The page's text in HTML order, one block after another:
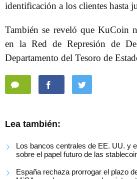
identificación a los clientes hasta
También se reveló que KuCoin
en la Red de Represión de
Departamento del Tesoro de
Lea también:
Los bancos centrales de EE. UU. y
sobre el papel futuro de las
España rechaza prorrogar el plazo